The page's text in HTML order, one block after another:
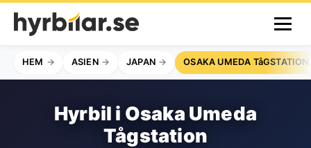
HEM ASIEN JAPAN OSAKA UMEDA TåGSTATION
Hyrbil i Osaka Umeda
Tågstation